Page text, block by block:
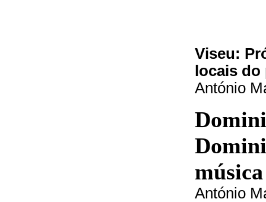
Viseu:
locais
António
António